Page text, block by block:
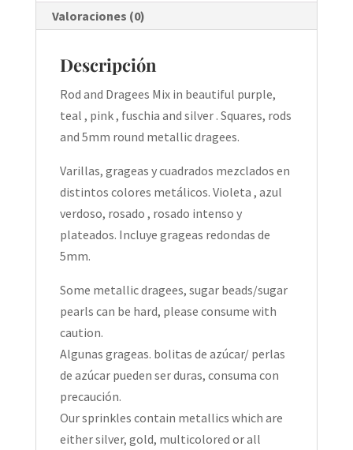
Valoraciones (0)
Descripción
Rod and Dragees Mix in beautiful purple,
teal , pink , fuschia and silver . Squares, rods
and 5mm round metallic dragees.
Varillas, grageas y cuadrados mezclados en
distintos colores metálicos. Violeta , azul
verdoso, rosado , rosado intenso y
plateados. Incluye grageas redondas de
5mm.
Some metallic dragees, sugar beads/sugar
pearls can be hard, please consume with
caution.
Algunas grageas. bolitas de azúcar/ perlas
de azúcar pueden ser duras, consuma con
precaución.
Our sprinkles contain metallics which are
either silver, gold, multicolored or all